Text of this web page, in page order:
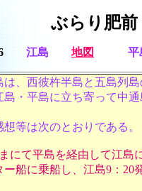
ぶらり肥
江島 地図 平
、西彼杵半島と五島列
・平島に立ち寄って中
等は次のとおりである。
にて平島を経由して江
船に乗船し、江島9：